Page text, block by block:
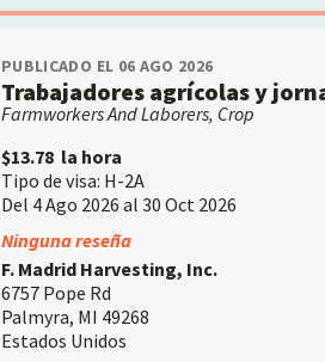
PUBLICADO EL 06 AGO 2026
Trabajadores agrícolas y
Farmworkers And Laborers, Crop
$13.78 la hora
Tipo de visa: H-2A
Del 4 Ago 2026 al 30 Oct 2026
Employer
Ninguna reseña
F. Madrid Harvesting, Inc.
6757 Pope Rd
Palmyra, MI 49268
Estados Unidos